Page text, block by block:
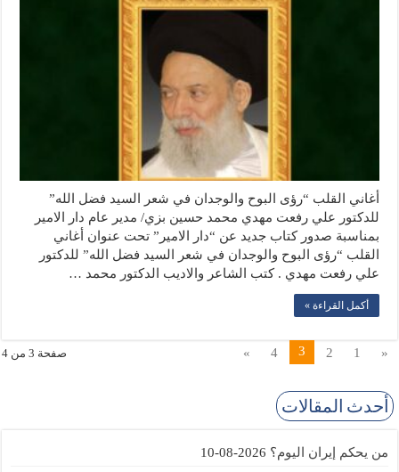
أغاني القلب “رؤى البوح والوجدان في شعر السيد فضل الله”
للدكتور علي رفعت مهدي محمد حسين بزي/ مدير عام دار الامير
بمناسبة صدور كتاب جديد عن “دار الامير” تحت عنوان أغاني
القلب “رؤى البوح والوجدان في شعر السيد فضل الله” للدكتور
علي رفعت مهدي . كتب الشاعر والاديب الدكتور محمد …
أكمل القراءة »
صفحة 3 من 4 «
1
2
3
4
»
أحدث المقالات
من يحكم إيران اليوم؟ 2026-08-10